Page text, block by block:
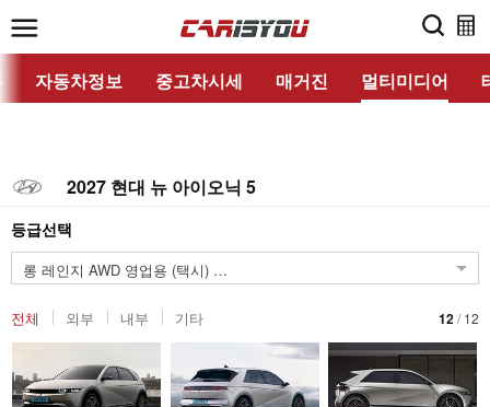
자동차정보 중고차시세 매거진 멀티미디어
2027 현대 뉴 아이오닉 5
등급선택
롱 레인지 AWD 영업용 (택시)
전체 외부 내부 기타 12/12